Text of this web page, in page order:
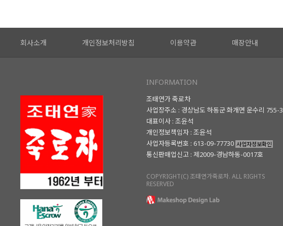
회사소개 개인정보처리방침 이용약관 매장안내
INFORMATION
조태연가 죽로차
사업장주소 : 경상남도 하동군 화개면 운수리 755-3
대표이사 : 조윤석
개인정보책임자 : 조윤석
사업자등록번호 : 613-09-77730 사업자정보확인
통신판매업신고 : 제2009-경남하동-0017호
COPYRIGHT(C) 조태연가죽로차. ALL RIGHTS
RESERVED